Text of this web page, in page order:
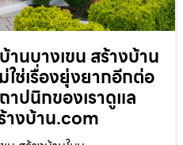
นบางเขน สร้างบ้าน
ใช่เรื่องยุ่งยากอีกต่อ
าปนิกของเราดูแล
งบ้าน.com